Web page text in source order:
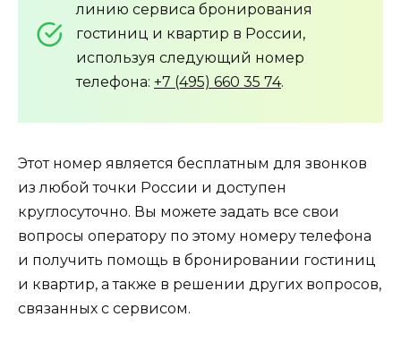
линию сервиса бронирования
гостиниц и квартир в России,
используя следующий номер
телефона: +7 (495) 660 35 74.
Этот номер является бесплатным для звонков
из любой точки России и доступен
круглосуточно. Вы можете задать все свои
вопросы оператору по этому номеру телефона
и получить помощь в бронировании гостиниц
и квартир, а также в решении других вопросов,
связанных с сервисом.